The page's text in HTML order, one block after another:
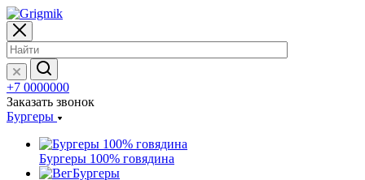
+7 0000000
Заказать звонок
Бургеры
Бургеры 100% говядина